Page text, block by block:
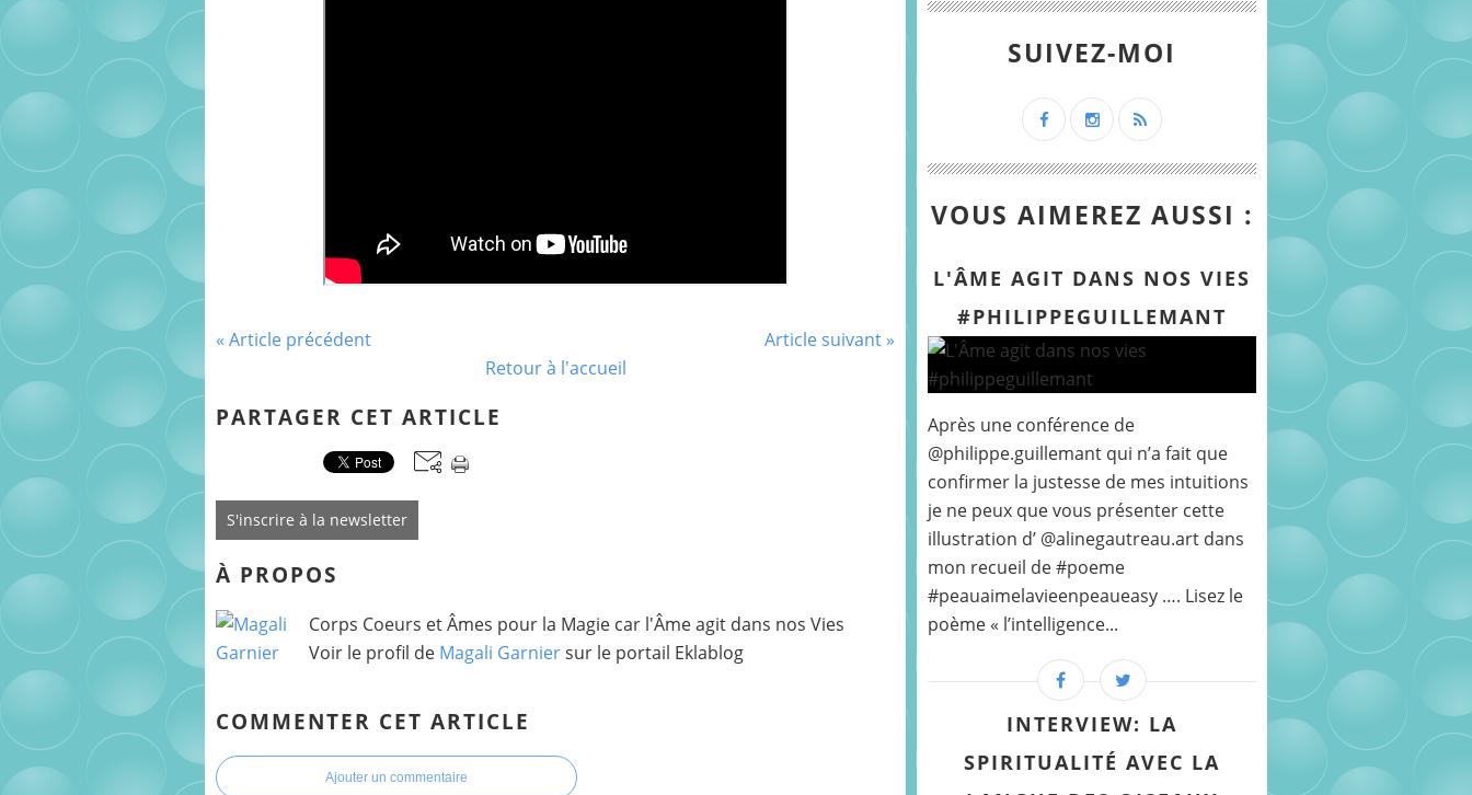
« Article précédent
Article suivant »
Retour à l'accueil
PARTAGER CET ARTICLE
S'inscrire à la newsletter
À PROPOS
Corps Coeurs et Âmes pour la Magie car l'Âme agit dans nos Vies
Voir le profil de Magali Garniersur le portail Eklablog
COMMENTER CET ARTICLE
Ajouter un commentaire
SUIVEZ-MOI
VOUS AIMEREZ AUSSI :
L'ÂME AGIT DANS NOS VIES
#PHILIPPEGUILLEMANT
Après une conférence de
@philippe.guillemant qui n’a fait que
confirmer la justesse de mes intuitions
je ne peux que vous présenter cette
illustration d’ @alinegautreau.art dans
mon recueil de #poeme
#peauaimelavieenpeaueasy …. Lisez le
poème « l’intelligence...
INTERVIEW: LA
SPIRITUALITÉ AVEC LA